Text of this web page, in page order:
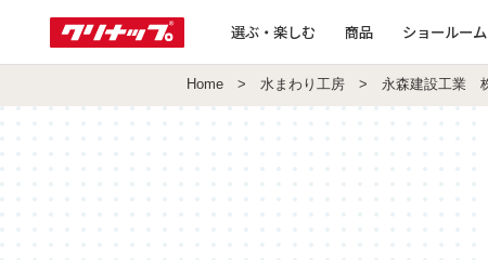
選ぶ・楽しむ 商品 ショールーム
Home > 水まわり工房 > 永森建設工業